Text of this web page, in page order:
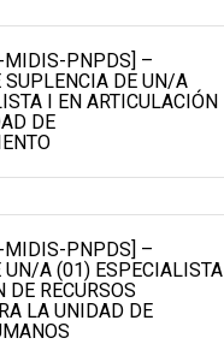
MIDIS-PNPDS] –
SUPLENCIA DE UN/A
I EN ARTICULACIÓN
DE
MIDIS-PNPDS] –
UN/A (01) ESPECIALISTA
DE RECURSOS
LA UNIDAD DE